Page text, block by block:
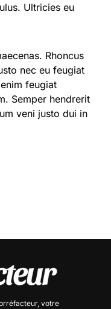
Ultricies eu
Rhoncus
nec eu feugiat
feugiat
Semper hendrerit
veni justo dui in
, votre